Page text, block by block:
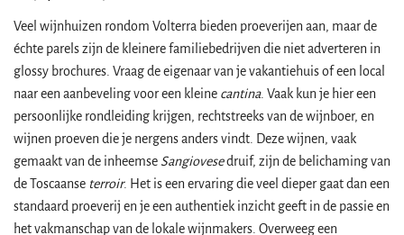
Veel wijnhuizen rondom Volterra bieden proeverijen aan, maar de
échte parels zijn de kleinere familiebedrijven die niet adverteren in
glossy brochures. Vraag de eigenaar van je vakantiehuis of een local
naar een aanbeveling voor een kleine cantina. Vaak kun je hier een
persoonlijke rondleiding krijgen, rechtstreeks van de wijnboer, en
wijnen proeven die je nergens anders vindt. Deze wijnen, vaak
gemaakt van de inheemse Sangiovesedruif, zijn de belichaming van
de Toscaanse terroir. Het is een ervaring die veel dieper gaat dan een
standaard proeverij en je een authentiek inzicht geeft in de passie en
het vakmanschap van de lokale wijnmakers. Overweeg een